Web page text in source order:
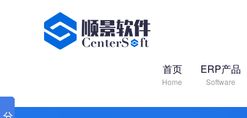
首页
Home
ERP产品
Software